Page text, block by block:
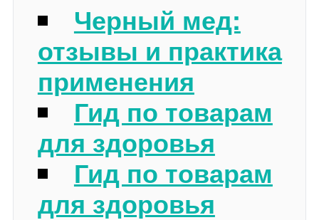
Черный мед:
отзывы и практика
применения
Гид по товарам
для здоровья
Гид по товарам
для здоровья